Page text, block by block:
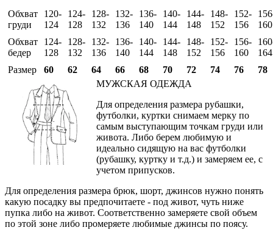
Обхват
груди
120-
124
124-
128
128-
132
132-
136
136-
140
140-
144
144-
148
148-
152
152-
156
160
Обхват
бедер
124-
128
128-
132
132-
136
136-
140
140-
144
144-
148
148-
152
152-
156
156-
160
164
Размер
60 62 64 66 68 70 72 74 76
78
МУЖСКАЯ ОДЕЖДА
Для определения размера рубашки,
футболки, куртки снимаем мерку по
самым выступающим точкам груди или
живота. Либо берем любимую и
идеально сидящую на вас футболки
(рубашку, куртку и т.д.) и замеряем ее, с
учетом припусков.
Для определения размера брюк, шорт, джинсов нужно понять
какую посадку вы предпочитаете - под живот, чуть ниже
пупка либо на живот. Соответственно замеряете свой объем
по этой зоне либо промеряете любимые джинсы по поясу.